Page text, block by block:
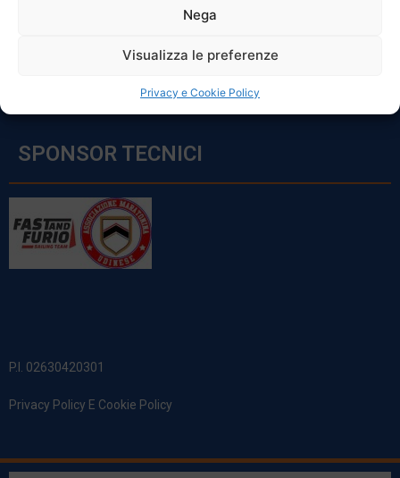
Nega
Visualizza le preferenze
Privacy e Cookie Policy
Sabato: 8:00 – 12:00
SPONSOR TECNICI
P.I. 02630420301
Privacy Policy E Cookie Policy